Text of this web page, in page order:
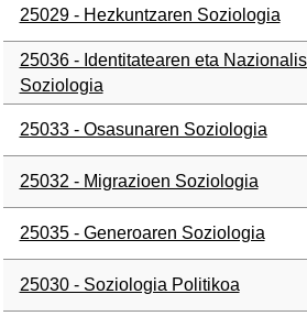
25029 - Hezkuntzaren Soziologia
25036 - Identitatearen eta
Soziologia
25033 - Osasunaren Soziologia
25032 - Migrazioen Soziologia
25035 - Generoaren Soziologia
25030 - Soziologia Politikoa